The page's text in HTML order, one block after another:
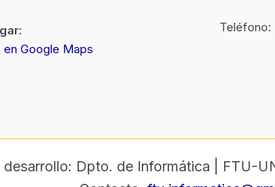
en Google Maps
Teléfono:
Dpto. de Informática | FTU-